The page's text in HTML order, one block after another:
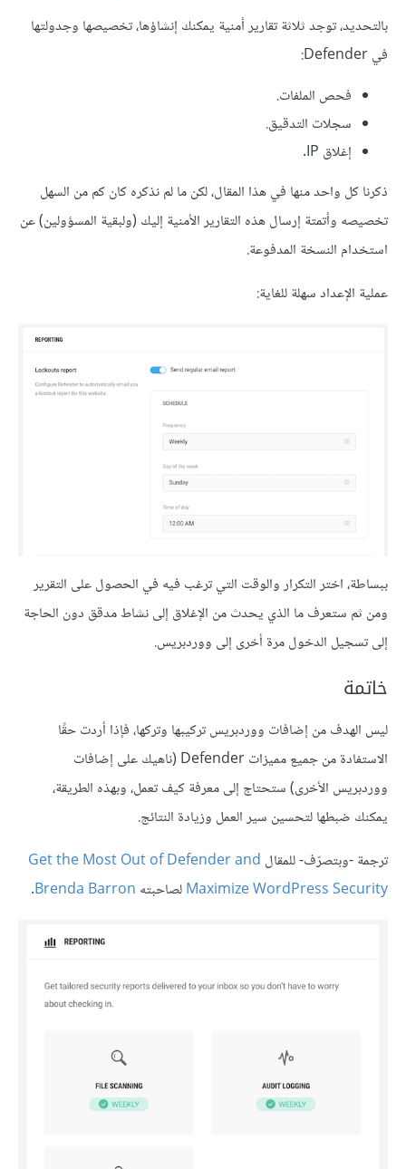
بالتحديد، توجد ثلاثة تقارير أمنية يمكنك إنشاؤها، تخصيصها وجدولتها
في Defender:
فحص الملفات.
سجلات التدقيق.
إغلاق IP.
ذكرنا كل واحد منها في هذا المقال، لكن ما لم نذكره كان كم من السهل
تخصيصه وأتمتة إرسال هذه التقارير الأمنية إليك (ولبقية المسؤولين) عن
استخدام النسخة المدفوعة.
عملية الإعداد سهلة للغاية:
ببساطة، اختر التكرار والوقت التي ترغب فيه في الحصول على التقرير
ومن ثم ستعرف ما الذي يحدث من الإغلاق إلى نشاط مدقق دون الحاجة
إلى تسجيل الدخول مرة أخرى إلى ووردبريس.
خاتمة
ليس الهدف من إضافات ووردبريس تركيبها وتركها، فإذا أردت حقًا
الاستفادة من جميع مميزات Defender (ناهيك على إضافات
ووردبريس الأخرى) ستحتاج إلى معرفة كيف تعمل، وبهذه الطريقة،
يمكنك ضبطها لتحسين سير العمل وزيادة النتائج.
ترجمة -وبتصرّف- للمقال Get the Most Out of Defender and
Maximize WordPress Securityلصاحبته Brenda Barron
.